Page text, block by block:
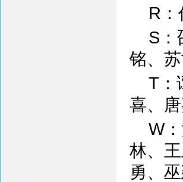
R
S：
铭、
T：
喜、
W
林、
勇、